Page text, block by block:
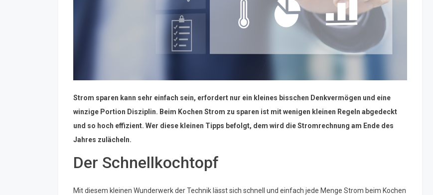
Strom sparen kann sehr einfach sein, erfordert nur ein kleines bisschen Denkvermögen und eine
winzige Portion Disziplin. Beim Kochen Strom zu sparen ist mit wenigen kleinen Regeln abgedeckt
und so hoch effizient. Wer diese kleinen Tipps befolgt, dem wird die Stromrechnung am Ende des
Jahres zulächeln.
Der Schnellkochtopf
Mit diesem kleinen Wunderwerk der Technik lässt sich schnell und einfach jede Menge Strom beim Kochen